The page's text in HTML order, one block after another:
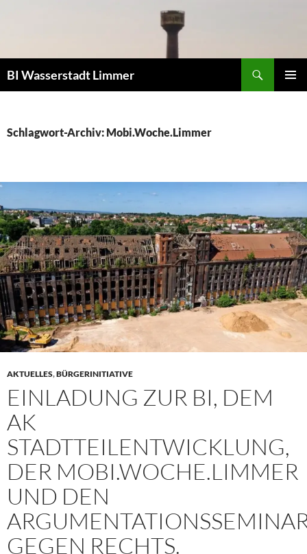
BI Wasserstadt Limmer
Schlagwort-Archiv: Mobi.Woche.Limmer
AKTUELLES,BÜRGERINITIATIVE
EINLADUNG ZUR BI, DEM
AK
STADTTEILENTWICKLUNG,
DER MOBI.WOCHE.LIMMER
UND DEN
GEGEN RECHTS.